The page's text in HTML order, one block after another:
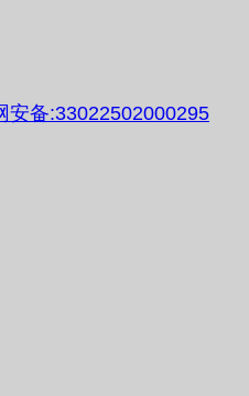
安备:33022502000295